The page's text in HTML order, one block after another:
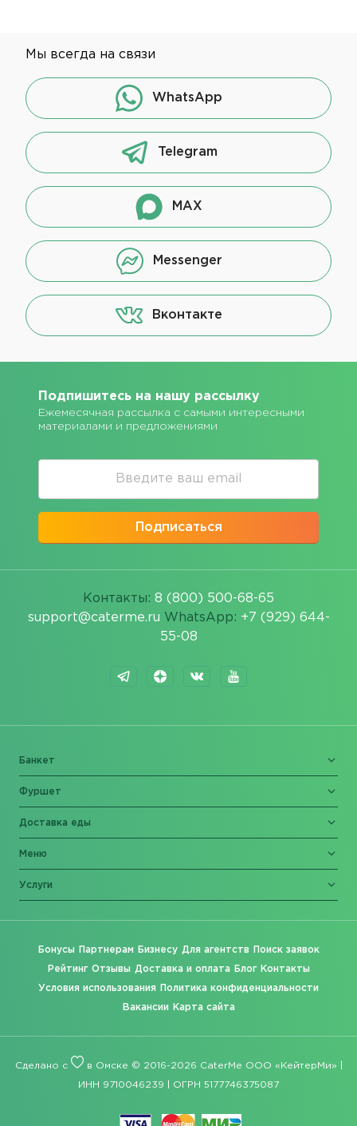
Мы всегда на связи
WhatsApp
Telegram
MAX
Messenger
Вконтакте
Подпишитесь на нашу рассылку
Ежемесячная рассылка с самыми интересными
материалами и предложениями
Подписаться
Контакты: 8 (800) 500-68-65
support@caterme.ru WhatsApp: +7 (929) 644-
55-08
Банкет
Фуршет
Доставка еды
Меню
Услуги
Бонусы Партнерам Бизнесу Для агентств Поиск заявок
Рейтинг Отзывы Доставка и оплата Блог Контакты
Условия использования Политика конфиденциальности
Вакансии Карта сайта
Сделано с в Омске © 2016-2026 CaterMe ООО «КейтерМи» |
ИНН 9710046239 | ОГРН 5177746375087